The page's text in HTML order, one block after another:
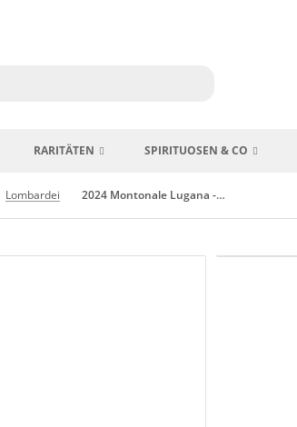
RARITÄTEN SPIRITUOSEN & CO
Lombardei 2024 Montonale Lugana - Lombardei Italien